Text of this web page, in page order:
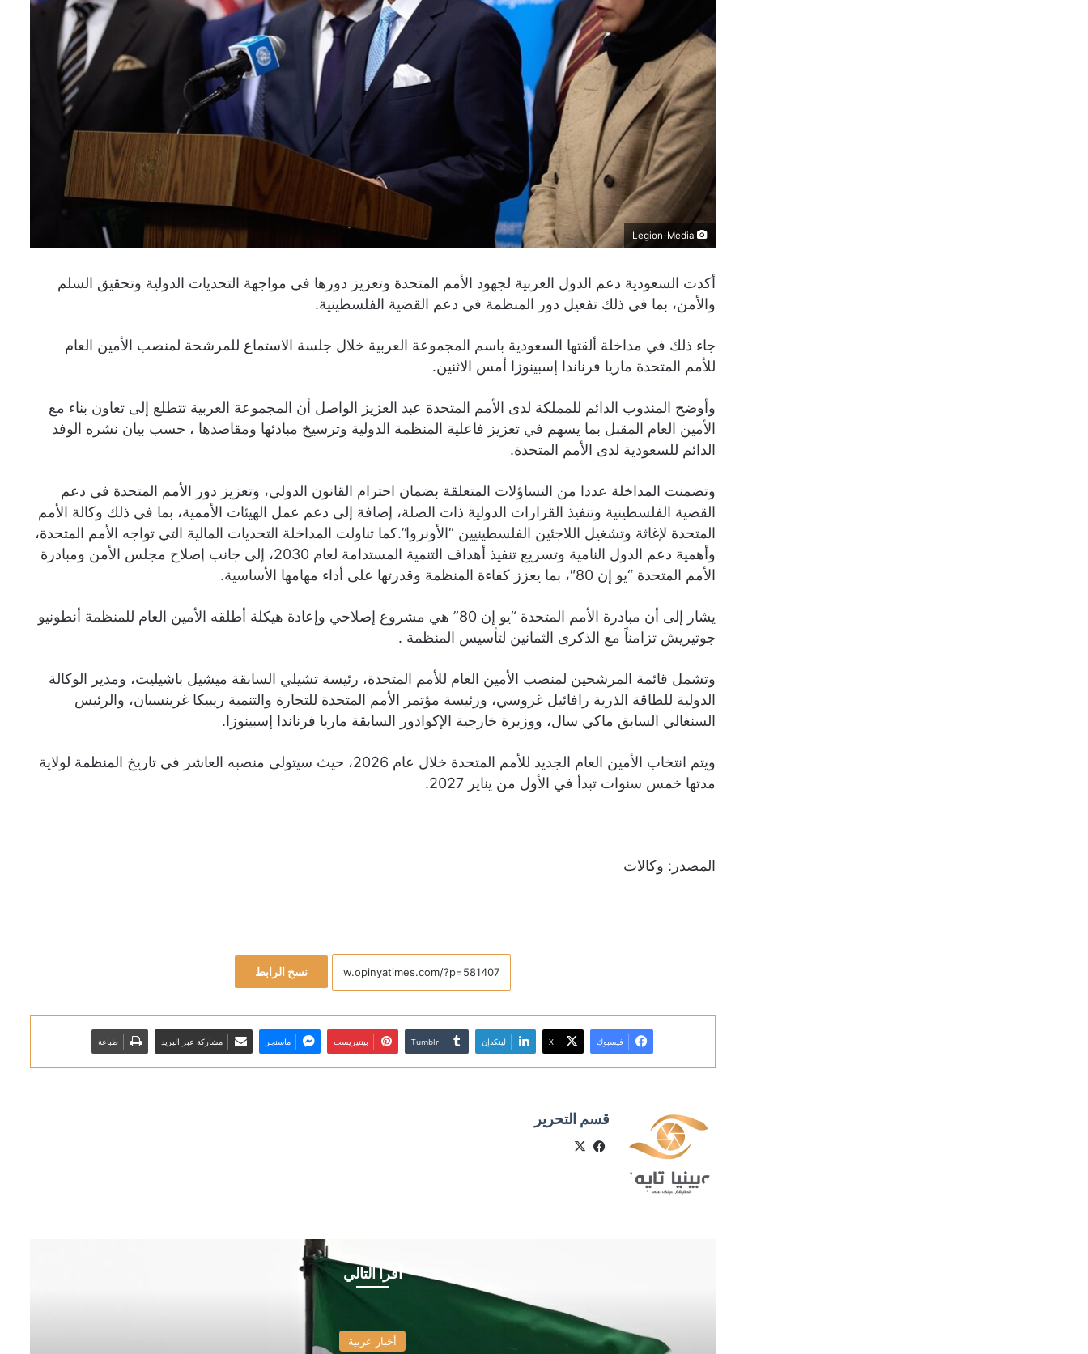
أكدت السعودية دعم الدول العربية لجهود الأمم المتحدة وتعزيز دورها في مواجهة التحديات الدولية وتحقيق السلم
والأمن، بما في ذلك تفعيل دور المنظمة في دعم القضية الفلسطينية.
جاء ذلك في مداخلة ألقتها السعودية باسم المجموعة العربية خلال جلسة الاستماع للمرشحة لمنصب الأمين العام
للأمم المتحدة ماريا فرناندا إسبينوزا أمس الاثنين.
وأوضح المندوب الدائم للمملكة لدى الأمم المتحدة عبد العزيز الواصل أن المجموعة العربية تتطلع إلى تعاون بناء مع
الأمين العام المقبل بما يسهم في تعزيز فاعلية المنظمة الدولية وترسيخ مبادئها ومقاصدها ، حسب بيان نشره الوفد
الدائم للسعودية لدى الأمم المتحدة.
وتضمنت المداخلة عددا من التساؤلات المتعلقة بضمان احترام القانون الدولي، وتعزيز دور الأمم المتحدة في دعم
القضية الفلسطينية وتنفيذ القرارات الدولية ذات الصلة، إضافة إلى دعم عمل الهيئات الأممية، بما في ذلك وكالة الأمم
المتحدة لإغاثة وتشغيل اللاجئين الفلسطينيين “الأونروا”.كما تناولت المداخلة التحديات المالية التي تواجه الأمم المتحدة،
وأهمية دعم الدول النامية وتسريع تنفيذ أهداف التنمية المستدامة لعام 2030، إلى جانب إصلاح مجلس الأمن ومبادرة
الأمم المتحدة “يو إن 80″، بما يعزز كفاءة المنظمة وقدرتها على أداء مهامها الأساسية.
يشار إلى أن مبادرة الأمم المتحدة “يو إن 80” هي مشروع إصلاحي وإعادة هيكلة أطلقه الأمين العام للمنظمة أنطونيو
جوتيريش تزامناً مع الذكرى الثمانين لتأسيس المنظمة .
وتشمل قائمة المرشحين لمنصب الأمين العام للأمم المتحدة، رئيسة تشيلي السابقة ميشيل باشيليت، ومدير الوكالة
الدولية للطاقة الذرية رافائيل غروسي، ورئيسة مؤتمر الأمم المتحدة للتجارة والتنمية ريبيكا غرينسبان، والرئيس
السنغالي السابق ماكي سال، ووزيرة خارجية الإكوادور السابقة ماريا فرناندا إسبينوزا.
ويتم انتخاب الأمين العام الجديد للأمم المتحدة خلال عام 2026، حيث سيتولى منصبه العاشر في تاريخ المنظمة لولاية
مدتها خمس سنوات تبدأ في الأول من يناير 2027.
المصدر: وكالات
نسخ الرابط
فيسبوك X لينكدإن بينتيريست ماسنجر مشاركة عبر البريد طباعة
قسم التحرير
فيسبوك
أقرأ التالي
أخبار عربية